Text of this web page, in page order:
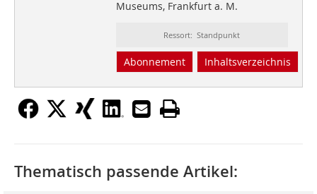
Museums, Frankfurt a. M.
Ressort: Standpunkt
Abonnement Inhaltsverzeichnis
Thematisch passende Artikel: